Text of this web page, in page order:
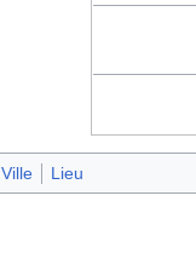
Ville Lieu